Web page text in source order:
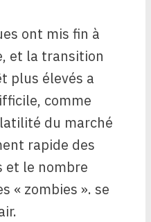
ont mis fin à
et la transition
plus élevés a
comme
du marché
rapide des
et le nombre
« zombies ». se